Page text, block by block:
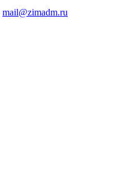
mail@zimadm.ru